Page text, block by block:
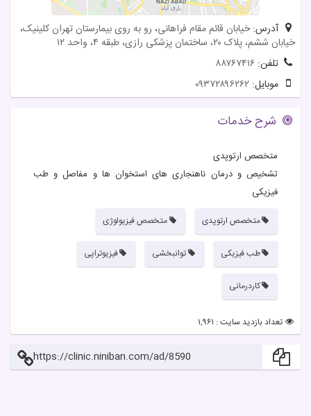
آدرس:خیابان قائم مقام فراهانی، رو به روی بیمارستان تهران کلینیک،
خیابان ششم، پلاک ۲۰، ساختمان پزشکی رازی، طبقه ۴، واحد ۱۲
تلفن: ۸۸۷۶۷۴۱۶
موبایل: ۰۹۳۷۲۸۹۶۲۶۲
شرح خدمات
متخصص ارتوپدی
تشخیص و درمان ناهنجاری های استخوان ها و مفاصل و طب
فیزیکی
متخصص ارتوپدی متخصص فیزیولوژی
طب فیزیکی توانبخشی فیزیوتراپی
کاردرمانی
تعداد بازدید سایت : ۱,۹۶۱
https://clinic.niniban.com/ad/8590